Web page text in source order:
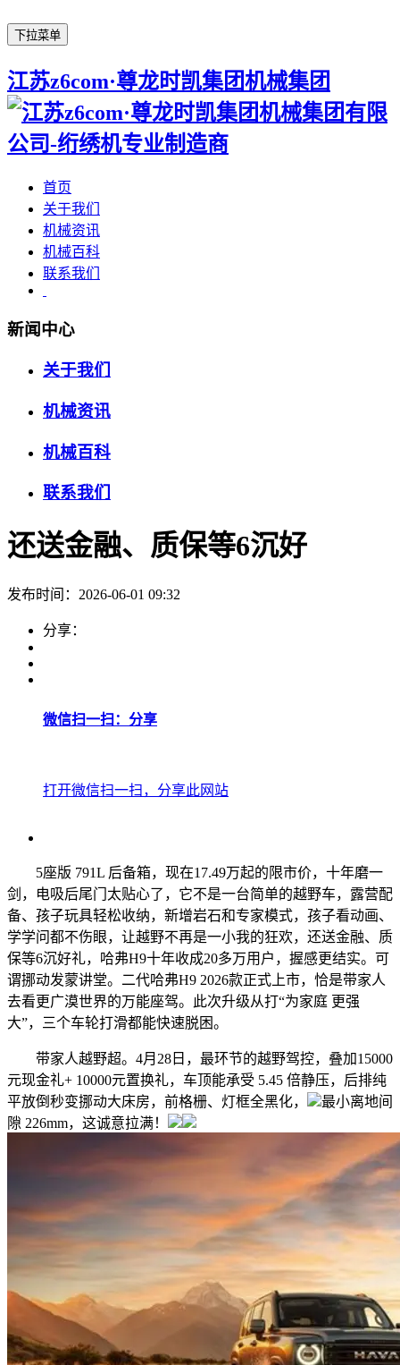
下拉菜单
江苏z6com·尊龙时凯集团机械集团
首页
关于我们
机械资讯
机械百科
联系我们
新闻中心
关于我们
机械资讯
机械百科
联系我们
还送金融、质保等6沉好
发布时间：2026-06-01 09:32
分享：
微信扫一扫：分享
打开微信扫一扫，分享此网站
5座版 791L 后备箱，现在17.49万起的限市价，十年磨一
剑，电吸后尾门太贴心了，它不是一台简单的越野车，露营配
备、孩子玩具轻松收纳，新增岩石和专家模式，孩子看动画、
学学问都不伤眼，让越野不再是一小我的狂欢，还送金融、质
保等6沉好礼，哈弗H9十年收成20多万用户，握感更结实。可
谓挪动发蒙讲堂。二代哈弗H9 2026款正式上市，恰是带家人
去看更广漠世界的万能座驾。此次升级从打“为家庭 更强
大”，三个车轮打滑都能快速脱困。
带家人越野超。4月28日，最环节的越野驾控，叠加15000
元现金礼+ 10000元置换礼，车顶能承受 5.45 倍静压，后排纯
平放倒秒变挪动大床房，前格栅、灯框全黑化，
最小离地间
隙 226mm，这诚意拉满！